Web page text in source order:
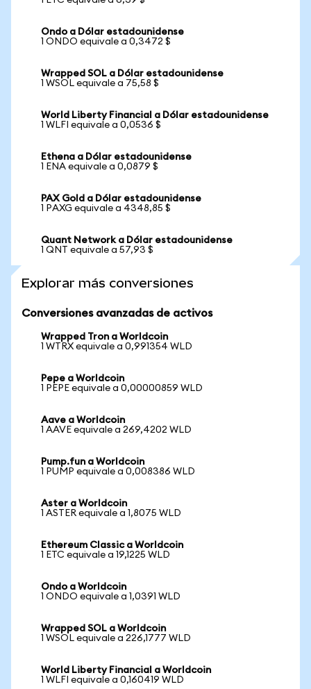
Ondo a Dólar estadounidense
1 ONDO equivale a 0,3472 $
Wrapped SOL a Dólar estadounidense
1 WSOL equivale a 75,58 $
World Liberty Financial a Dólar estadounidense
1 WLFI equivale a 0,0536 $
Ethena a Dólar estadounidense
1 ENA equivale a 0,0879 $
PAX Gold a Dólar estadounidense
1 PAXG equivale a 4348,85 $
Quant Network a Dólar estadounidense
1 QNT equivale a 57,93 $
Explorar más conversiones
Conversiones avanzadas de activos
Wrapped Tron a Worldcoin
1 WTRX equivale a 0,991354 WLD
Pepe a Worldcoin
1 PEPE equivale a 0,00000859 WLD
Aave a Worldcoin
1 AAVE equivale a 269,4202 WLD
Pump.fun a Worldcoin
1 PUMP equivale a 0,008386 WLD
Aster a Worldcoin
1 ASTER equivale a 1,8075 WLD
Ethereum Classic a Worldcoin
1 ETC equivale a 19,1225 WLD
Ondo a Worldcoin
1 ONDO equivale a 1,0391 WLD
Wrapped SOL a Worldcoin
1 WSOL equivale a 226,1777 WLD
World Liberty Financial a Worldcoin
1 WLFI equivale a 0,160419 WLD